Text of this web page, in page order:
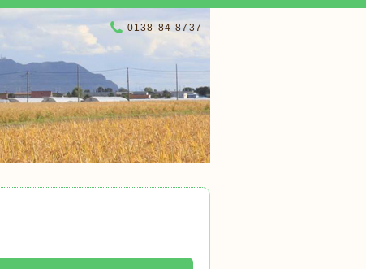
0138-84-8737